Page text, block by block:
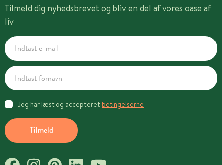
Tilmeld dig nyhedsbrevet og bliv en del af vores oase af
liv
Tilmeld
Jeg har læst og accepteret betingelserne